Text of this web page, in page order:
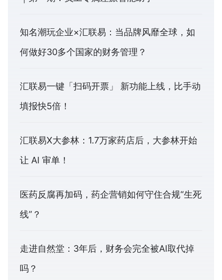
知名潮玩企业×汇联易：当品牌风靡全球，如
何做好30多个国家的财务管理？
汇联易一键「扫码开票」 新功能上线，比手动
填报快5倍！
汇联易X大参林：1.7万家药店后，大参林开始
让 AI 审单！
医药反腐再加码，药企营销如何守住合规“生死
线”？
走进自然堂：3年后，财务会完全被AI取代掉
吗？